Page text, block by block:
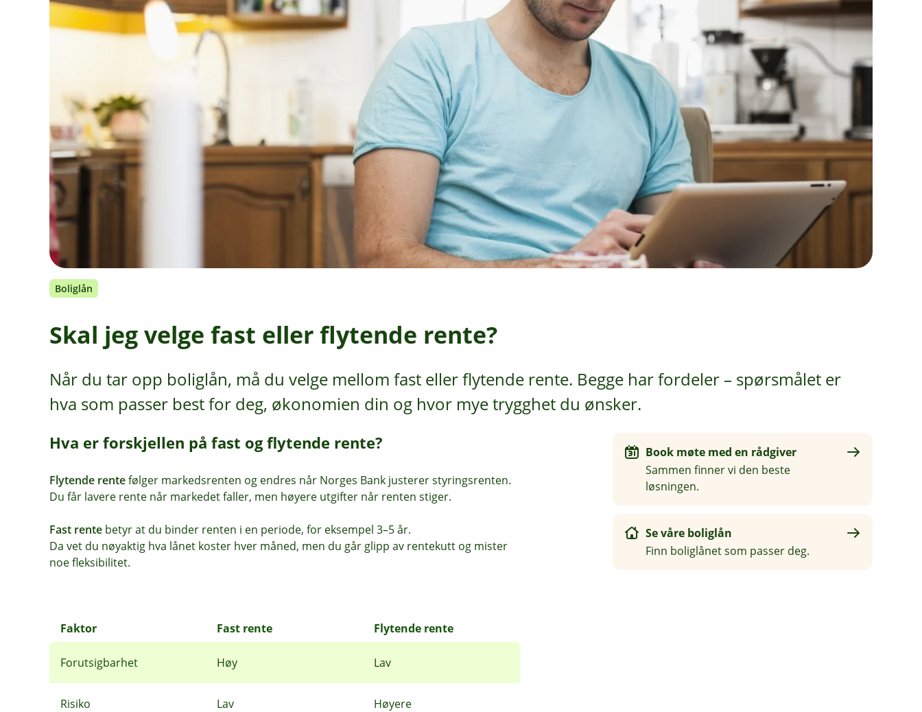
Boliglån
Skal jeg velge fast eller flytende rente?
Når du tar opp boliglån, må du velge mellom fast eller flytende rente. Begge har fordeler – spørsmålet er
hva som passer best for deg, økonomien din og hvor mye trygghet du ønsker.
Hva er forskjellen på fast og flytende rente?
Flytende rentefølger markedsrenten og endres når Norges Bank justerer styringsrenten.
Du får lavere rente når markedet faller, men høyere utgifter når renten stiger.
Fast rente betyr at du binder renten i en periode, for eksempel 3–5 år.
Da vet du nøyaktig hva lånet koster hver måned, men du går glipp av rentekutt og mister
noe fleksibilitet.
Faktor Fast rente Flytende rente
Forutsigbarhet Høy Lav
Risiko Lav Høyere
Book møte med en rådgiver
Sammen finner vi den beste
løsningen.
Se våre boliglån
Finn boliglånet som passer deg.